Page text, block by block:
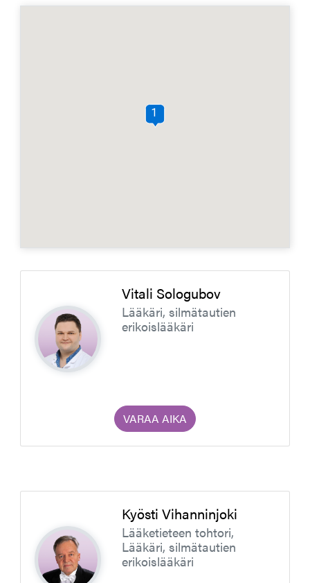
1
Vitali Sologubov
Lääkäri, silmätautien
erikoislääkäri
VARAA AIKA
Kyösti Vihanninjoki
Lääketieteen tohtori,
Lääkäri, silmätautien
erikoislääkäri